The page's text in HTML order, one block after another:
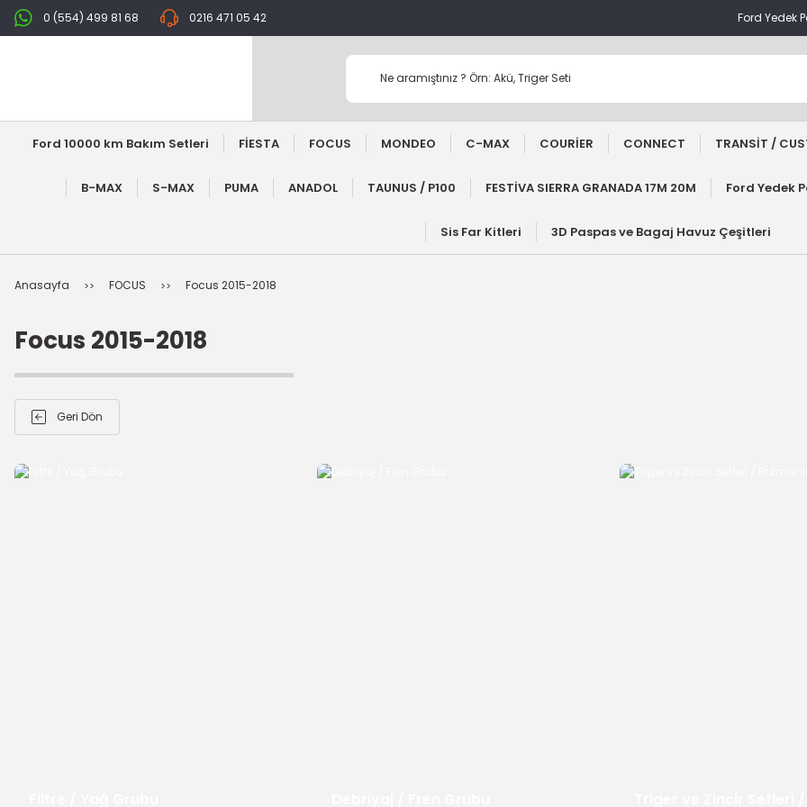
0 (554) 499 81 68 0216 471 05 42 Ford Yedek
Ford 10000 km Bakım Setleri FİESTA FOCUS MONDEO C-MAX COURİER CONNECT TRANSİT /
B-MAX S-MAX PUMA ANADOL TAUNUS / P100 FESTİVA SIERRA GRANADA 17M 20M Ford Yedek
Sis Far Kitleri 3D Paspas ve Bagaj Havuz Çeşitleri
Anasayfa FOCUS Focus 2015-2018
Focus 2015-2018
Geri Dön